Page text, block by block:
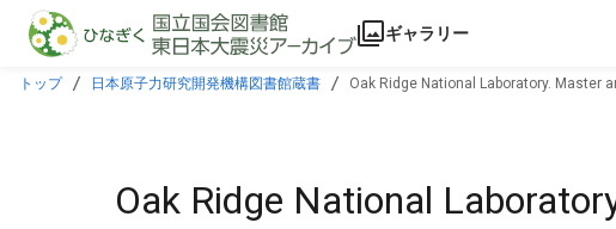
本文に飛ぶ
ギャラリー
トップ 日本原子力研究開発機構図書館蔵書 Oak Ridge National Laboratory. Master
Oak Ridge National